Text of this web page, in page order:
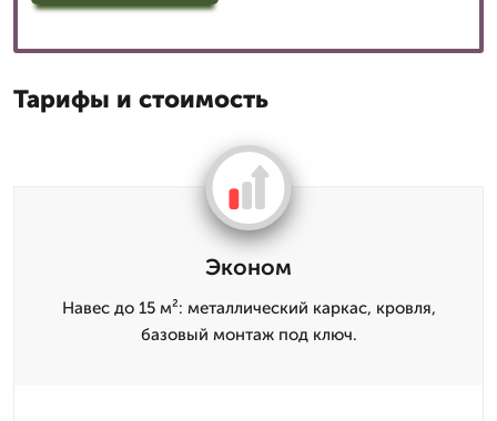
Тарифы и стоимость
Эконом
Навес до 15 м²: металлический каркас, кровля,
базовый монтаж под ключ.